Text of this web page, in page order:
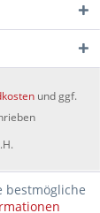
und ggf.
bestmögliche